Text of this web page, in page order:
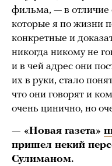
фильма, — в отличие
которые я по жизни
конкретные и
никогда никому не
и в чей адрес они
их в руки, стало
что они говорят и
очень цинично, но
— «Новая газета»
пришел некий
Сулиманом.